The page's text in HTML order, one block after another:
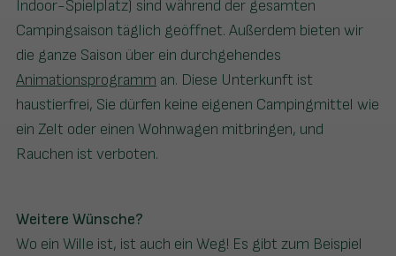
Indoor-Spielplatz) sind während der gesamten
Campingsaison täglich geöffnet. Außerdem bieten wir
die ganze Saison über ein durchgehendes
Animationsprogramm an. Diese Unterkunft ist
haustierfrei, Sie dürfen keine eigenen Campingmittel wie
ein Zelt oder einen Wohnwagen mitbringen, und
Rauchen ist verboten.
Weitere Wünsche?
Wo ein Wille ist, ist auch ein Weg! Es gibt zum Beispiel